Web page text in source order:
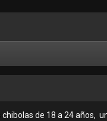
de 18 a 24 años,